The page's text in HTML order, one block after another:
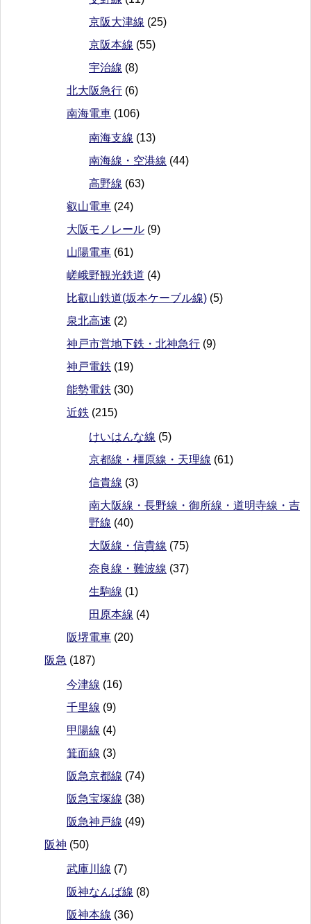
京阪大津線 (25)
京阪本線 (55)
宇治線 (8)
北大阪急行 (6)
南海電車 (106)
南海支線 (13)
南海線・空港線 (44)
高野線 (63)
叡山電車 (24)
大阪モノレール (9)
山陽電車 (61)
嵯峨野観光鉄道 (4)
比叡山鉄道(坂本ケーブル線) (5)
泉北高速 (2)
神戸市営地下鉄・北神急行 (9)
神戸電鉄 (19)
能勢電鉄 (30)
近鉄 (215)
けいはんな線 (5)
京都線・橿原線・天理線 (61)
信貴線 (3)
南大阪線・長野線・御所線・道明寺線・吉
野線 (40)
大阪線・信貴線 (75)
奈良線・難波線 (37)
生駒線 (1)
田原本線 (4)
阪堺電車 (20)
阪急 (187)
今津線 (16)
千里線 (9)
甲陽線 (4)
箕面線 (3)
阪急京都線 (74)
阪急宝塚線 (38)
阪急神戸線 (49)
阪神 (50)
武庫川線 (7)
阪神なんば線 (8)
阪神本線 (36)